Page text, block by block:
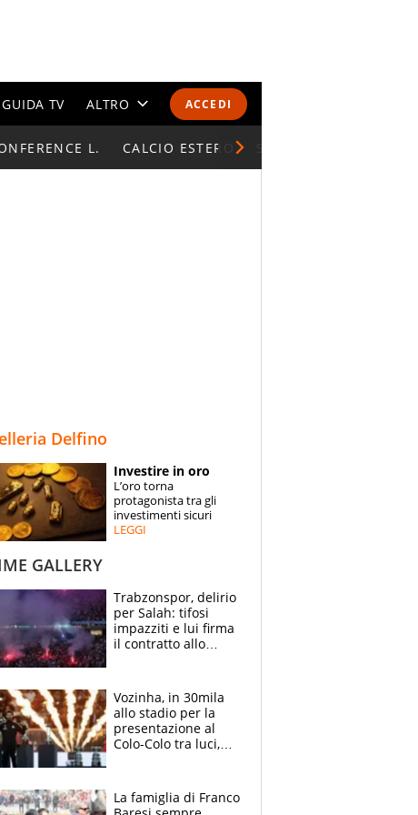
ACCEDI
GUIDA TV ALTRO
CALENDARI E CLASSIFICHE
ESPERTI
CONTATTI
L. CALCIO ESTERO
Delfino
Investire in oro
L’oro torna
protagonista tra gli
investimenti sicuri
LEGGI
GALLERY
Trabzonspor, delirio
per Salah: tifosi
impazziti e lui firma
il contratto allo
Vozinha, in 30mila
allo stadio per la
presentazione al
Colo-Colo tra luci,
La famiglia di Franco